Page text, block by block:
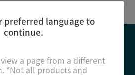
preferred language to
continue.
a page from a different
*Not all products and